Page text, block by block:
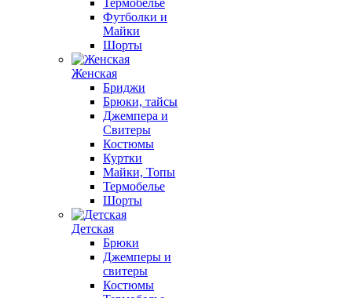
Термобелье
Футболки и
Майки
Шорты
Женская
Бриджи
Брюки, тайсы
Джемпера и
Свитеры
Костюмы
Куртки
Майки, Топы
Термобелье
Шорты
Детская
Брюки
Джемперы и
свитеры
Костюмы